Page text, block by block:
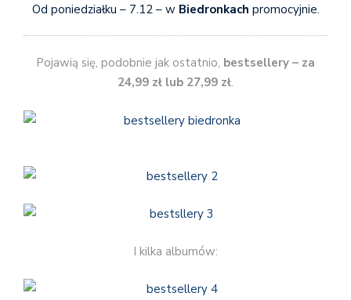
Od poniedziałku – 7.12 – w Biedronkach promocyjnie.
Pojawią się, podobnie jak ostatnio, bestsellery – za
24,99 zł lub 27,99 zł.
I kilka albumów: